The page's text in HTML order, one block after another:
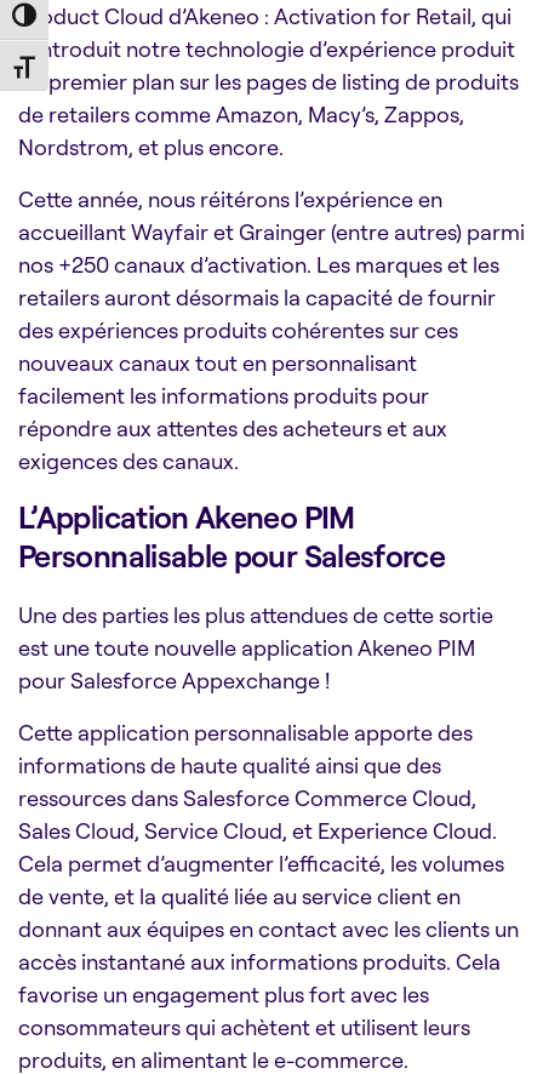
Toggle High Contrast
Toggle Font size
Product Cloud d’Akeneo : Activation for Retail, qui
a introduit notre technologie d’expérience produit
de premier plan sur les pages de listing de produits
de retailers comme Amazon, Macy’s, Zappos,
Nordstrom, et plus encore.
Cette année, nous réitérons l’expérience en
accueillant Wayfair et Grainger (entre autres) parmi
nos +250 canaux d’activation. Les marques et les
retailers auront désormais la capacité de fournir
des expériences produits cohérentes sur ces
nouveaux canaux tout en personnalisant
facilement les informations produits pour
répondre aux attentes des acheteurs et aux
exigences des canaux.
L’Application Akeneo PIM
Personnalisable pour Salesforce
Une des parties les plus attendues de cette sortie
est une toute nouvelle application Akeneo PIM
pour Salesforce Appexchange !
Cette application personnalisable apporte des
informations de haute qualité ainsi que des
ressources dans Salesforce Commerce Cloud,
Sales Cloud, Service Cloud, et Experience Cloud.
Cela permet d’augmenter l’efficacité, les volumes
de vente, et la qualité liée au service client en
donnant aux équipes en contact avec les clients un
accès instantané aux informations produits. Cela
favorise un engagement plus fort avec les
consommateurs qui achètent et utilisent leurs
produits, en alimentant le e-commerce.